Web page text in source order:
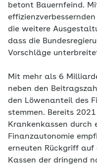
betont Bauernfeind.
die weitere
dass die
Vorschläge
Mit mehr als 6
neben den
den Löwenanteil des
stemmen. Bereits
Krankenkassen durch
Finanzautonomie
erneuten Rückgriff auf
Kassen der dringend